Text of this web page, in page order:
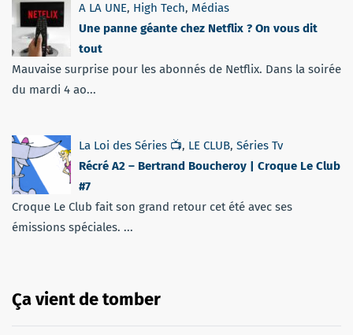
A LA UNE, High Tech, Médias
Une panne géante chez Netflix ? On vous dit
tout
Mauvaise surprise pour les abonnés de Netflix. Dans la soirée
du mardi 4 ao...
La Loi des Séries 📺, LE CLUB, Séries Tv
Récré A2 – Bertrand Boucheroy | Croque Le Club
#7
Croque Le Club fait son grand retour cet été avec ses
émissions spéciales. ...
Ça vient de tomber